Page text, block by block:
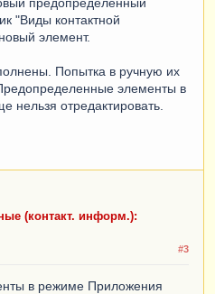
"Виды контактной
элемент.
Попытка в ручную их
элементы в
отредактировать.
(контакт. информ.):
#3
в режиме Приложения